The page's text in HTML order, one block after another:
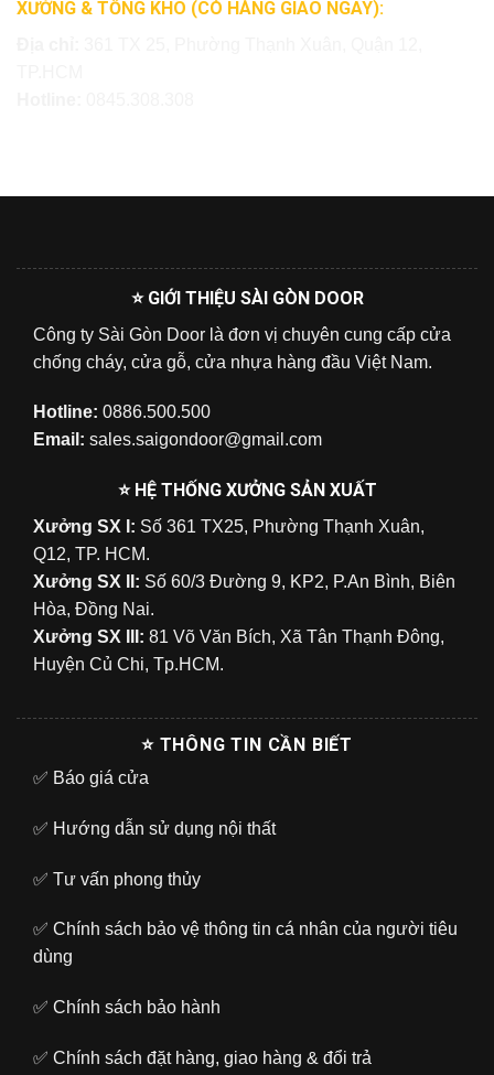
XƯỞNG & TỔNG KHO (CÓ HÀNG GIAO NGAY):
⭐ GIỚI THIỆU SÀI GÒN DOOR
Công ty Sài Gòn Door là đơn vị chuyên cung cấp cửa
chống cháy, cửa gỗ, cửa nhựa hàng đầu Việt Nam.
Hotline: 0886.500.500
Email: sales.saigondoor@gmail.com
⭐ HỆ THỐNG XƯỞNG SẢN XUẤT
Xưởng SX I: Số 361 TX25, Phường Thạnh Xuân,
Q12, TP. HCM.
Xưởng SX II: Số 60/3 Đường 9, KP2, P.An Bình, Biên
Hòa, Đồng Nai.
Xưởng SX III: 81 Võ Văn Bích, Xã Tân Thạnh Đông,
Huyện Củ Chi, Tp.HCM.
⭐ THÔNG TIN CẦN BIẾT
✅ Báo giá cửa
✅ Hướng dẫn sử dụng nội thất
✅ Tư vấn phong thủy
✅ Chính sách bảo vệ thông tin cá nhân của người tiêu
dùng
✅ Chính sách bảo hành
✅ Chính sách đặt hàng, giao hàng & đổi trả